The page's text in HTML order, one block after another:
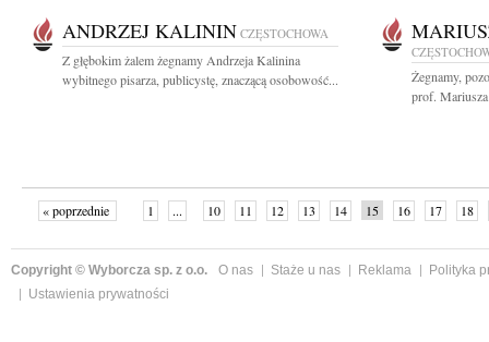
ANDRZEJ KALININ CZĘSTOCHOWA
Z głębokim żalem żegnamy Andrzeja Kalinina
wybitnego pisarza, publicystę, znaczącą osobowość...
Żegnamy,
prof.
« poprzednie 1 ... 10 11 12 13 14 15 16 17
18
Copyright © Wyborcza sp. z o.o. O nas Staże u nas Reklama
Polityka
Ustawienia prywatności